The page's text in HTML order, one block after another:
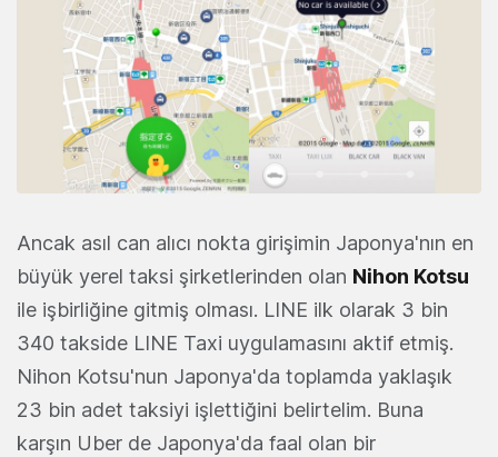
Ancak asıl can alıcı nokta girişimin Japonya'nın en
büyük yerel taksi şirketlerinden olan Nihon Kotsu
ile işbirliğine gitmiş olması. LINE ilk olarak 3 bin
340 takside LINE Taxi uygulamasını aktif etmiş.
Nihon Kotsu'nun Japonya'da toplamda yaklaşık
23 bin adet taksiyi işlettiğini belirtelim. Buna
karşın Uber de Japonya'da faal olan bir